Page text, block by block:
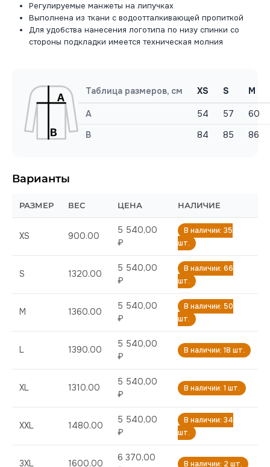
Регулируемые манжеты на липучках
Выполнена из ткани с водоотталкивающей пропиткой
Для удобства нанесения логотипа по низу спинки со
стороны подкладки имеется техническая молния
Таблица размеров, см XS S M
A 54 57
60
B
84 85 86
Варианты
РАЗМЕР ВЕС ЦЕНА НАЛИЧИЕ
XS 900.00
5 540,00
₽
В наличии: 35
шт.
S 1320.00
5 540,00
₽
В наличии: 66
шт.
M 1360.00
5 540,00
₽
В наличии: 50
шт.
L 1390.00
5 540,00
₽
В наличии: 18 шт.
XL 1310.00
5 540,00
₽
В наличии: 1 шт.
XXL 1480.00
5 540,00
₽
В наличии: 34
шт.
3XL 1600.00
6 370,00
В наличии: 2 шт.